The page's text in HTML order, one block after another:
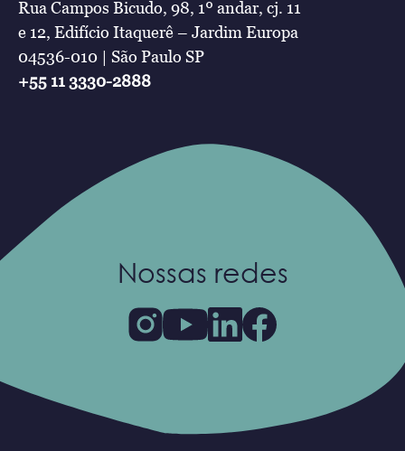
Rua Campos Bicudo, 98, 1º andar, cj. 11
e 12, Edifício Itaquerê – Jardim Europa
04536-010 | São Paulo SP
+55 11 3330-2888
Nossas redes